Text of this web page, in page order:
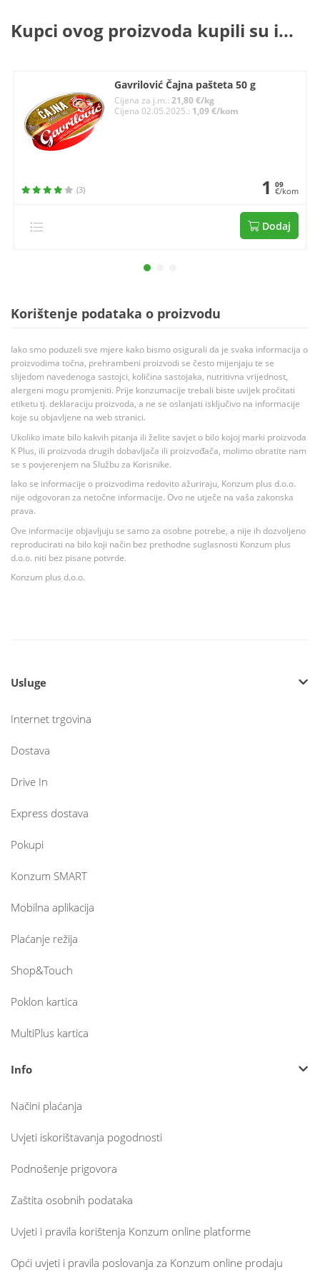
Kupci ovog proizvoda kupili su i...
Gavrilović Čajna pašteta 50 g
Cijena za j.m.:21,80 €/kg
Cijena 02.05.2025.: 1,09 €/kom
(3) 1 09
€/kom
Dodaj
Korištenje podataka o proizvodu
Iako smo poduzeli sve mjere kako bismo osigurali da je svaka informacija o
proizvodima točna, prehrambeni proizvodi se često mijenjaju te se
slijedom navedenoga sastojci, količina sastojaka, nutritivna vrijednost,
alergeni mogu promjeniti. Prije konzumacije trebali biste uvijek pročitati
etiketu tj. deklaraciju proizvoda, a ne se oslanjati isključivo na informacije
koje su objavljene na web stranici.
Ukoliko imate bilo kakvih pitanja ili želite savjet o bilo kojoj marki proizvoda
K Plus, ili proizvoda drugih dobavljača ili proizvođača, molimo obratite nam
se s povjerenjem na Službu za Korisnike.
Iako se informacije o proizvodima redovito ažuriraju, Konzum plus d.o.o.
nije odgovoran za netočne informacije. Ovo ne utječe na vaša zakonska
prava.
Ove informacije objavljuju se samo za osobne potrebe, a nije ih dozvoljeno
reproducirati na bilo koji način bez prethodne suglasnosti Konzum plus
d.o.o. niti bez pisane potvrde.
Konzum plus d.o.o.
Usluge
Internet trgovina
Dostava
Drive In
Express dostava
Pokupi
Konzum SMART
Mobilna aplikacija
Plaćanje režija
Shop&Touch
Poklon kartica
MultiPlus kartica
Info
Načini plaćanja
Uvjeti iskorištavanja pogodnosti
Podnošenje prigovora
Zaštita osobnih podataka
Uvjeti i pravila korištenja Konzum online platforme
Opći uvjeti i pravila poslovanja za Konzum online prodaju